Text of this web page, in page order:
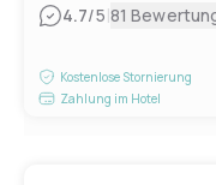
4.7/5|81
Kostenlose Stornierung
Zahlung im Hotel